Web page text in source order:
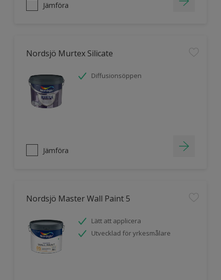
Jämföra
Nordsjö Murtex Silicate
Diffusionsöppen
Jämföra
Nordsjö Master Wall Paint 5
Lätt att applicera
Utvecklad för yrkesmålare